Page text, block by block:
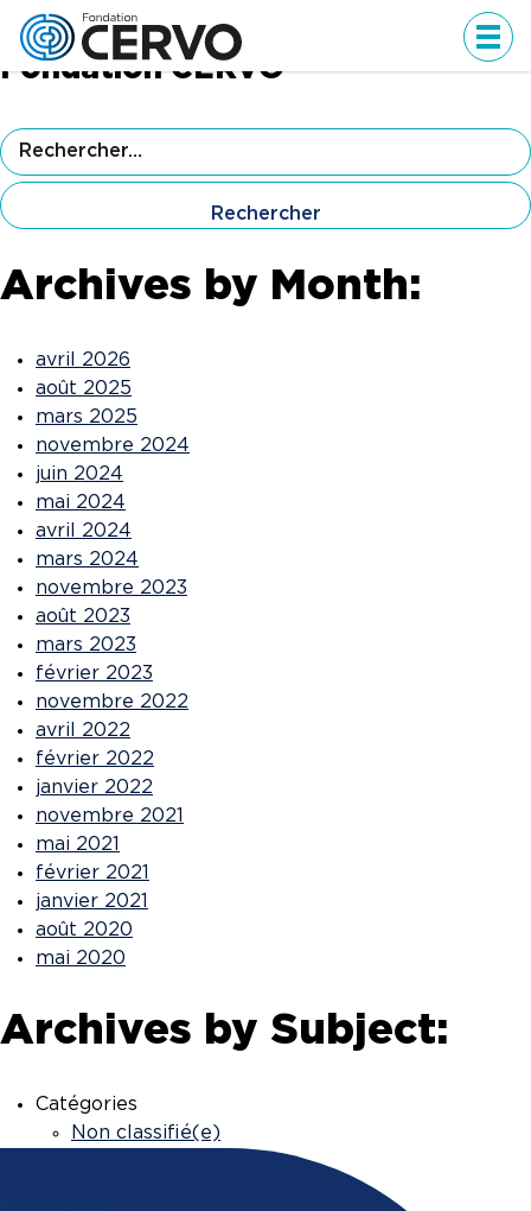
Un nouveau chapitre pour la
Fondation CERVO
Rechercher :
Archives by Month:
avril 2026
août 2025
mars 2025
novembre 2024
juin 2024
mai 2024
avril 2024
mars 2024
novembre 2023
août 2023
mars 2023
février 2023
novembre 2022
avril 2022
février 2022
janvier 2022
novembre 2021
mai 2021
février 2021
janvier 2021
août 2020
mai 2020
Archives by Subject:
Catégories
Non classifié(e)